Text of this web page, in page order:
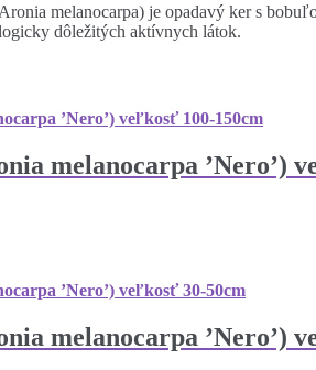
melanocarpa) je opadavý ker s
dôležitých aktívnych látok.
melanocarpa ’Nero’)
melanocarpa ’Nero’)